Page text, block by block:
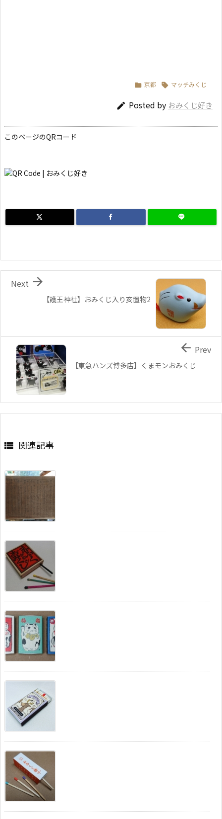
 京都  マッチみくじ
 Posted by おみくじ好き
このページのQRコード
【護王神社】おみくじ入り亥置物2

Next
【東急ハンズ博多店】くまモンおみくじ
 Prev
 関連記事